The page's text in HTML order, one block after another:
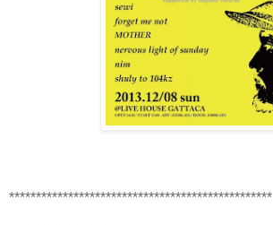
*************************************************